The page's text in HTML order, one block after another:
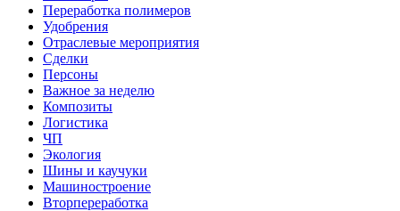
Переработка полимеров
Удобрения
Отраслевые мероприятия
Сделки
Персоны
Важное за неделю
Композиты
Логистика
ЧП
Экология
Шины и каучуки
Машиностроение
Вторпереработка